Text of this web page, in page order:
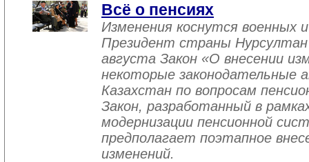
Всё о пенсиях
Изменения коснутся военных
Президент страны Нурсултан
августа Закон «О внесении
некоторые законодательные
Казахстан по вопросам
Закон, разработанный в
модернизации пенсионной
предполагает поэтапное
изменений.